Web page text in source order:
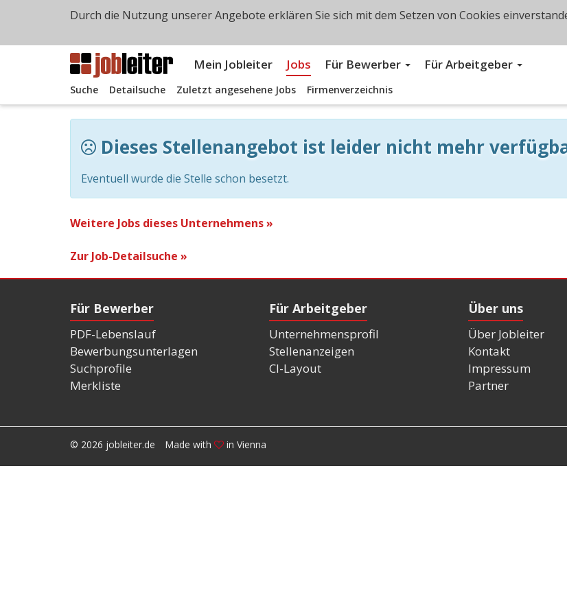
Mein Jobleiter Jobs Für Bewerber Für Arbeitgeber
Suche Detailsuche Zuletzt angesehene Jobs Firmenverzeichnis
Dieses Stellenangebot ist leider nicht mehr
Eventuell wurde die Stelle schon besetzt.
Weitere Jobs dieses Unternehmens »
Zur Job-Detailsuche »
Für Bewerber
PDF-Lebenslauf
Bewerbungsunterlagen
Suchprofile
Merkliste
Für Arbeitgeber
Unternehmensprofil
Stellenanzeigen
CI-Layout
Über uns
Über Jobleiter
Kontakt
Impressum
Partner
© 2026 jobleiter.de Made with in Vienna
Durch die Nutzung unserer Angebote erklären Sie sich mit dem Setzen von Cookies